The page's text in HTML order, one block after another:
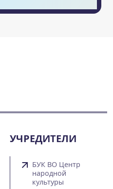
УЧРЕДИТЕЛИ
БУК ВО Центр
народной
культуры